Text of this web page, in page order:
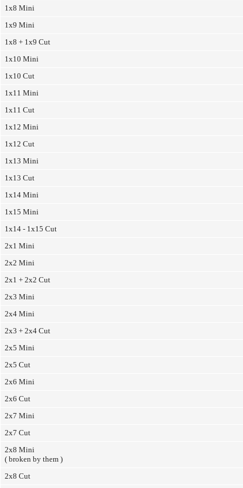
1x8 Mini
1x9 Mini
1x8 + 1x9 Cut
1x10 Mini
1x10 Cut
1x11 Mini
1x11 Cut
1x12 Mini
1x12 Cut
1x13 Mini
1x13 Cut
1x14 Mini
1x15 Mini
1x14 - 1x15 Cut
2x1 Mini
2x2 Mini
2x1 + 2x2 Cut
2x3 Mini
2x4 Mini
2x3 + 2x4 Cut
2x5 Mini
2x5 Cut
2x6 Mini
2x6 Cut
2x7 Mini
2x7 Cut
2x8 Mini
( broken by them )
2x8 Cut